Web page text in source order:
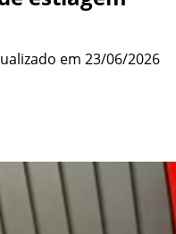
em 23/06/2026